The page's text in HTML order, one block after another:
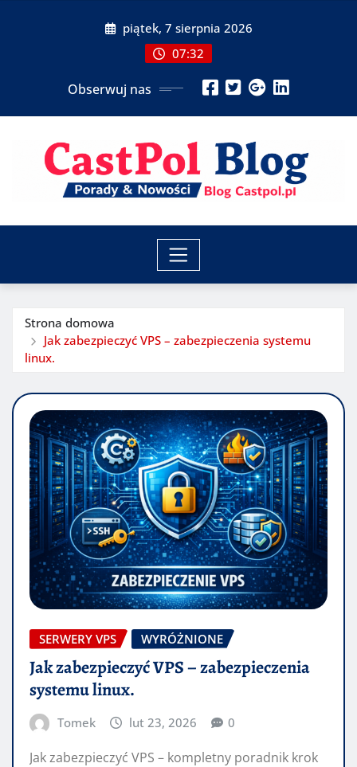
piątek, 7 sierpnia 2026
07:32
Obserwuj nas
Strona domowa
Jak zabezpieczyć VPS – zabezpieczenia systemu
linux.
SERWERY VPS WYRÓŻNIONE
Jak zabezpieczyć VPS – zabezpieczenia
systemu linux.
Tomek lut 23, 2026 0
Jak zabezpieczyć VPS – kompletny poradnik krok